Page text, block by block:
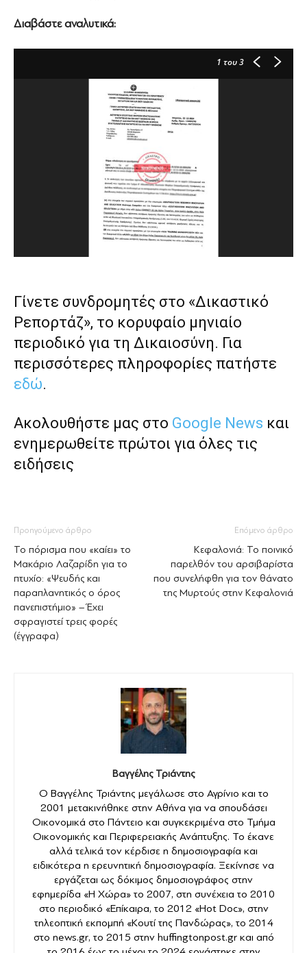
Διαβάστε αναλυτικά:
1 του 3
Γίνετε συνδρομητές στο «Δικαστικό
Ρεπορτάζ», το κορυφαίο μηνιαίο
περιοδικό για τη Δικαιοσύνη. Για
περισσότερες πληροφορίες πατήστε
εδώ.
Ακολουθήστε μας στο Google News και
ενημερωθείτε πρώτοι για όλες τις
ειδήσεις
Προηγούμενο άρθρο
Το πόρισμα που «καίει» το
Μακάριο Λαζαρίδη για το
πτυχίο: «Ψευδής και
παραπλανητικός ο όρος
πανεπιστήμιο» – Έχει
σφραγιστεί τρεις φορές
(έγγραφα)
Επόμενο άρθρο
Κεφαλονιά: Το ποινικό
παρελθόν του αρσιβαρίστα
που συνελήφθη για τον θάνατο
της Μυρτούς στην Κεφαλονιά
Βαγγέλης Τριάντης
Ο Βαγγέλης Τριάντης μεγάλωσε στο Αγρίνιο και το
2001 μετακινήθηκε στην Αθήνα για να σπουδάσει
Οικονομικά στο Πάντειο και συγκεκριμένα στο Τμήμα
Οικονομικής και Περιφερειακής Ανάπτυξης. Το έκανε
αλλά τελικά τον κέρδισε η δημοσιογραφία και
ειδικότερα η ερευνητική δημοσιογραφία. Ξεκίνησε να
εργάζεται ως δόκιμος δημοσιογράφος στην
εφημερίδα «Η Χώρα» το 2007, στη συνέχεια το 2010
στο περιοδικό «Επίκαιρα, το 2012 «Hot Doc», στην
τηλεοπτική εκπομπή «Κουτί της Πανδώρας», το 2014
στο news.gr, το 2015 στην huffingtonpost.gr και από